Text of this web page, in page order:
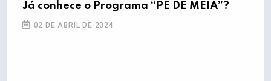
Já conhece o Programa “PÉ DE MEIA”?
02 DE ABRIL DE 2024